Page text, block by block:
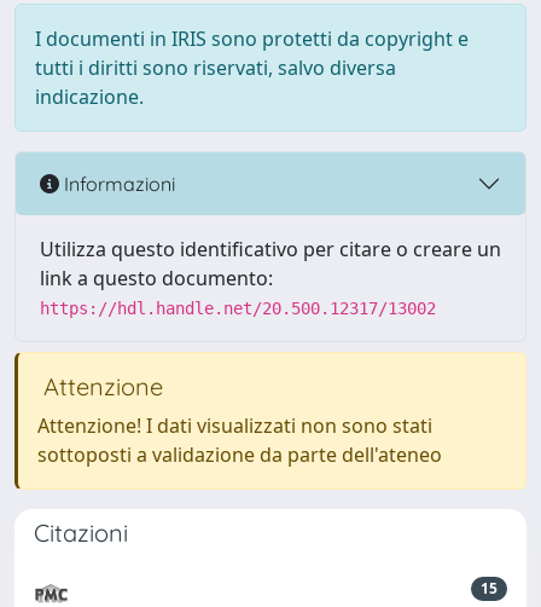
I documenti in IRIS sono protetti da copyright e
tutti i diritti sono riservati, salvo diversa
indicazione.
Informazioni
Utilizza questo identificativo per citare o creare un
link a questo documento:
https://hdl.handle.net/20.500.12317/13002
Attenzione
Attenzione! I dati visualizzati non sono stati
sottoposti a validazione da parte dell'ateneo
Citazioni
15